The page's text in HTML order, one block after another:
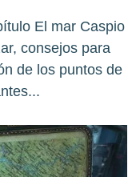
El mar Caspio
consejos para
de los puntos de